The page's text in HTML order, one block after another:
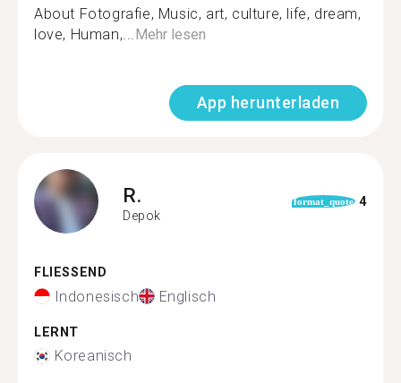
About Fotografie, Music, art, culture, life, dream,
love, Human,...Mehr lesen
App herunterladen
R.
Depok
format_quote 4
FLIESSEND
Indonesisch Englisch
LERNT
Koreanisch